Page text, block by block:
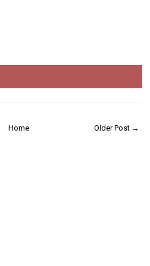
Older Post →
Home